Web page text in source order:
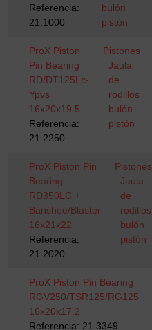
Referencia:
21.1000
bulón
pistón
ProX Piston
Pin Bearing
RD/DT125Lc-
Ypvs
16x20x19.5
Referencia:
21.2250
Pistones
Jaula
de
rodillos
bulón
pistón
ProX Piston Pin
Bearing
RD350LC +
Banshee/Blaster
16x21x22
Referencia:
21.2020
Pistones
Jaula
de
rodillos
bulón
pistón
ProX Piston Pin Bearing
RGV250/TSR125/RG125
16x20x17.2
Referencia: 21.3349